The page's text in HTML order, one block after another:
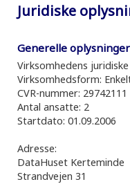
Juridiske
Generelle
Virksomhedens
Virksomhedsform:
CVR-nummer: 29742111
Antal ansatte: 2
Startdato: 01.09.2006
Adresse:
DataHuset Kerteminde
Strandvejen 31